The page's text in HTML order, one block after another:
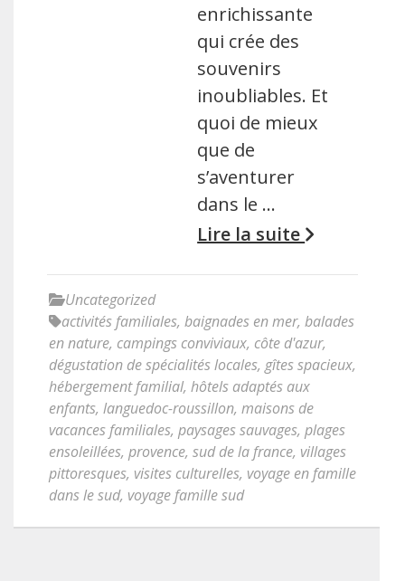
enrichissante
qui crée des
souvenirs
inoubliables. Et
quoi de mieux
que de
s’aventurer
dans le …
Lire la suite
Uncategorized
activités familiales, baignades en mer, balades
en nature, campings conviviaux, côte d'azur,
dégustation de spécialités locales, gîtes spacieux,
hébergement familial, hôtels adaptés aux
enfants, languedoc-roussillon, maisons de
vacances familiales, paysages sauvages, plages
ensoleillées, provence, sud de la france, villages
pittoresques, visites culturelles, voyage en famille
dans le sud, voyage famille sud